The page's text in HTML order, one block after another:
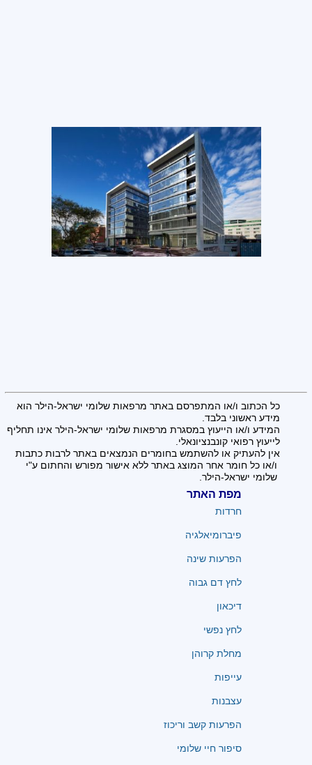
כל הכתוב ו/או המתפרסם באתר מרפאות שלומי ישראל-הילר הוא
מידע ראשוני בלבד.
המידע ו/או הייעוץ במסגרת מרפאות שלומי ישראל-הילר אינו תחליף
לייעוץ רפואי קונבנציונאלי.
אין להעתיק או להשתמש בחומרים הנמצאים באתר לרבות כתבות
ו/או כל חומר אחר המוצג באתר ללא אישור מפורש והחתום ע"י
שלומי ישראל-הילר.
מפת האתר
חרדות
פיברומיאלגיה
הפרעות שינה
לחץ דם גבוה
דיכאון
לחץ נפשי
מחלת קרוהן
עייפות
עצבנות
הפרעות קשב וריכוז
סיפור חיי שלומי